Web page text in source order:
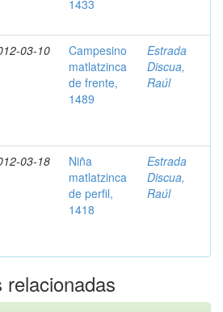
1433
03-10
Campesino
matlatzinca
de frente,
1489
Estrada
Discua,
Raúl
03-18
Niña
matlatzinca
de perfil,
1418
Estrada
Discua,
Raúl